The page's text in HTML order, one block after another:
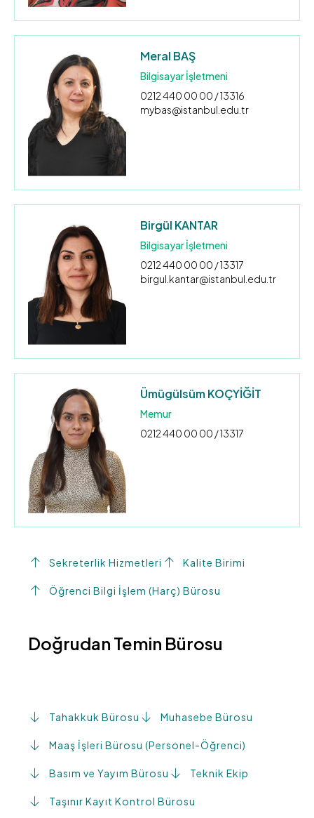
Meral BAŞ
Bilgisayar İşletmeni
0212 440 00 00 / 13316
mybas@istanbul.edu.tr
Birgül KANTAR
Bilgisayar İşletmeni
0212 440 00 00 / 13317
birgul.kantar@istanbul.edu.tr
Ümügülsüm KOÇYİĞİT
Memur
0212 440 00 00 / 13317
Sekreterlik Hizmetleri Kalite Birimi
Öğrenci Bilgi İşlem (Harç) Bürosu
Doğrudan Temin Bürosu
Tahakkuk Bürosu Muhasebe Bürosu
Maaş İşleri Bürosu (Personel-Öğrenci)
Basım ve Yayım Bürosu Teknik Ekip
Taşınır Kayıt Kontrol Bürosu